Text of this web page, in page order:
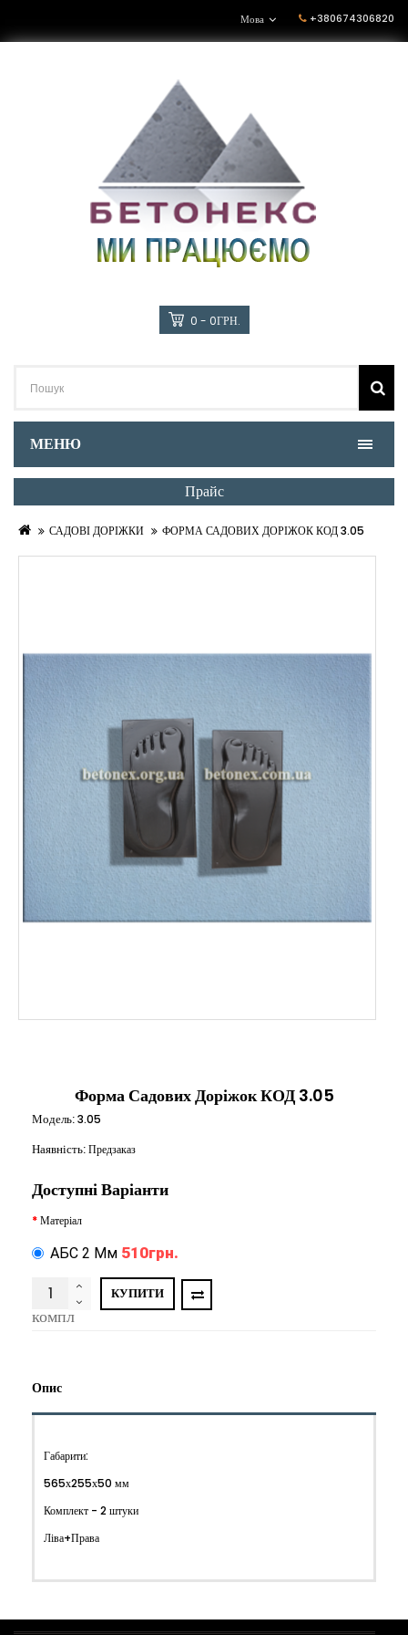
+380674306820
Мова
0 - 0ГРН.
МЕНЮ
Прайс
САДОВІ ДОРІЖКИ ФОРМА САДОВИХ ДОРІЖОК КОД 3.05
Форма Садових Доріжок КОД 3.05
Модель:3.05
Наявність:Предзаказ
Доступні Варіанти
Матеріал
АБС 2 Мм 510грн.
компл
КУПИТИ
Опис
Габарити:
565х255х50 мм
Комплект - 2 штуки
Ліва+Права